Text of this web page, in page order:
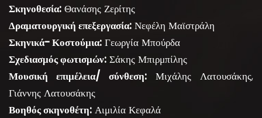
Σκηνοθεσία: Θανάσης Ζερίτης
Δραματουργική επεξεργασία: Νεφέλη Μαϊστράλη
Σκηνικά- Κοστούμια: Γεωργία Μπούρδα
Σχεδιασμός φωτισμών: Σάκης Μπιρμπίλης
Μουσική επιμέλεια/ σύνθεση: Μιχάλης Λατουσάκης,
Γιάννης Λατουσάκης
Βοηθός σκηνοθέτη: Αιμιλία Κεφαλά